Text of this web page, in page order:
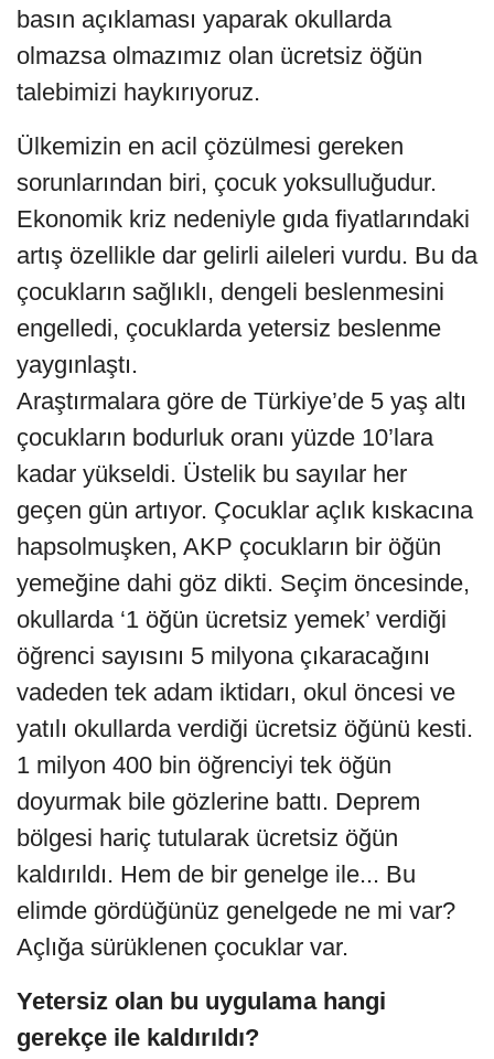
basın açıklaması yaparak okullarda
olmazsa olmazımız olan ücretsiz öğün
talebimizi haykırıyoruz.
Ülkemizin en acil çözülmesi gereken
sorunlarından biri, çocuk yoksulluğudur.
Ekonomik kriz nedeniyle gıda fiyatlarındaki
artış özellikle dar gelirli aileleri vurdu. Bu da
çocukların sağlıklı, dengeli beslenmesini
engelledi, çocuklarda yetersiz beslenme
yaygınlaştı.
Araştırmalara göre de Türkiye’de 5 yaş altı
çocukların bodurluk oranı yüzde 10’lara
kadar yükseldi. Üstelik bu sayılar her
geçen gün artıyor. Çocuklar açlık kıskacına
hapsolmuşken, AKP çocukların bir öğün
yemeğine dahi göz dikti. Seçim öncesinde,
okullarda ‘1 öğün ücretsiz yemek’ verdiği
öğrenci sayısını 5 milyona çıkaracağını
vadeden tek adam iktidarı, okul öncesi ve
yatılı okullarda verdiği ücretsiz öğünü kesti.
1 milyon 400 bin öğrenciyi tek öğün
doyurmak bile gözlerine battı. Deprem
bölgesi hariç tutularak ücretsiz öğün
kaldırıldı. Hem de bir genelge ile... Bu
elimde gördüğünüz genelgede ne mi var?
Açlığa sürüklenen çocuklar var.
Yetersiz olan bu uygulama hangi
gerekçe ile kaldırıldı?